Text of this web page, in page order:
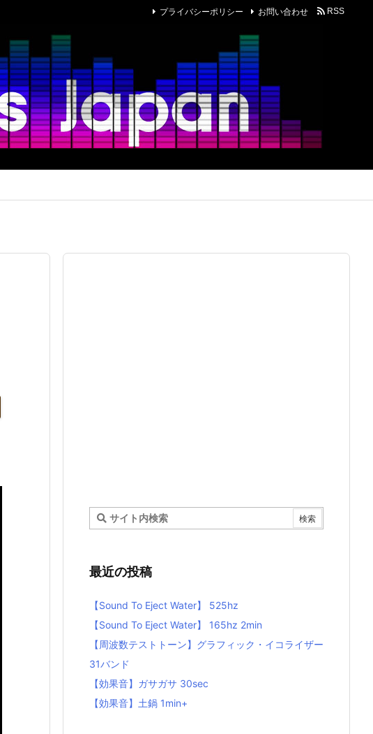
プライバシーポリシー お問い合わせ RSS
最近の投稿
【Sound To Eject Water】 525hz
【Sound To Eject Water】 165hz 2min
【周波数テストトーン】グラフィック・イコライザー
31バンド
【効果音】ガサガサ 30sec
【効果音】土鍋 1min+